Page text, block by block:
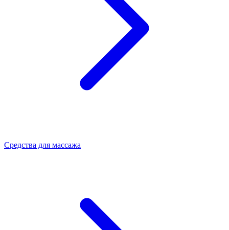
Средства для массажа